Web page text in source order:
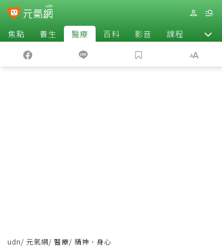
焦點 養生 醫療 百科 影音 課程 退休
udn/ 元氣網/ 醫療/ 精神．身心